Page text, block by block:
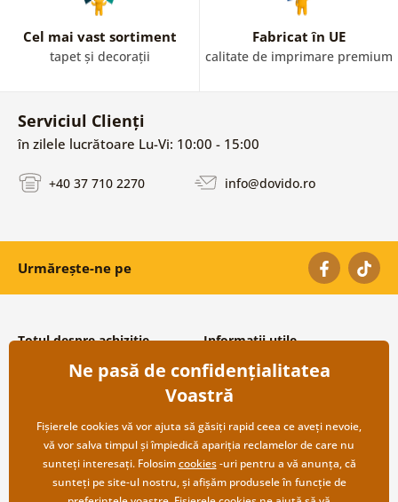
Cel mai vast sortiment
tapet și decorații
Fabricat în UE
calitate de imprimare premium
Serviciul Clienți
în zilele lucrătoare Lu-Vi: 10:00 - 15:00
+40 37 710 2270 info@dovido.ro
Urmărește-ne pe
Totul despre achiziție
Condiții și termeni generali
Protecția datelor personale
Transport și modalități de plată
Returnare
Informații utile
Despre noi
Întrebări frecvente
Contacte
Cooperare angro
Ne pasă de confidențialitatea
Voastră
Fișierele cookies vă vor ajuta să găsiți rapid ceea ce aveți nevoie,
vă vor salva timpul și împiedică apariția reclamelor de care nu
sunteți interesați. Folosimcookies-uri pentru a vă anunța, că
sunteți pe site-ul nostru, și afișăm produsele în funcție de